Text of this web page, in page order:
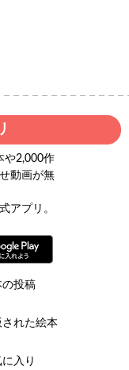
や2,000作
動画が無
アプリ。
の投稿
された絵本
入り